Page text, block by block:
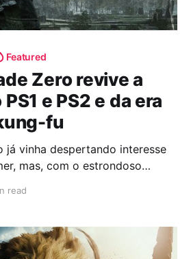
Featured
Zero revive a
e PS2 e da era
fu
já vinha despertando interesse
mas, com o estrondoso
de inspiração que moldaram
que a equipe
read